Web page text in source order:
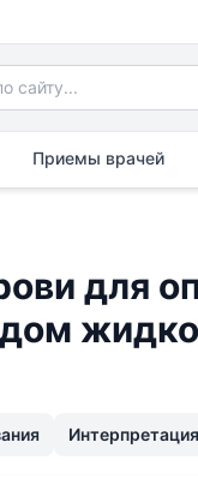
Приемы врачей
для
Интерпретация